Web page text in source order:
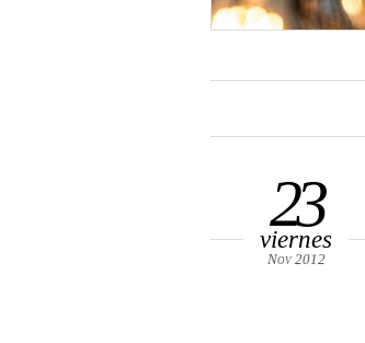
23
viernes
Nov 2012